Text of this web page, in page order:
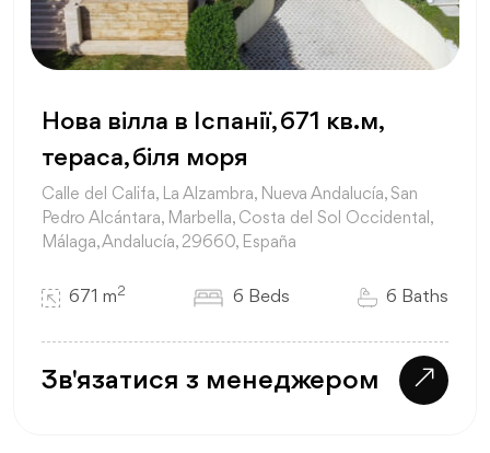
Нова вілла в Іспанії, 671 кв.м,
тераса, біля моря
Calle del Califa, La Alzambra, Nueva Andalucía, San
Pedro Alcántara, Marbella, Costa del Sol Occidental,
Málaga, Andalucía, 29660, España
671 m2 6 Beds 6 Baths
Зв'язатися з менеджером